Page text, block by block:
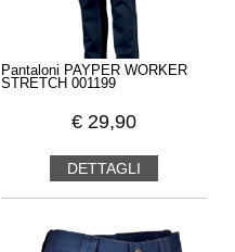
Pantaloni PAYPER WORKER
STRETCH 001199
€ 29,90
DETTAGLI